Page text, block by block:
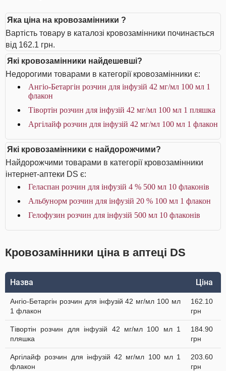
Яка ціна на кровозамінники ?
Вартість товару в каталозі кровозамінники починається
від 162.1 грн.
Які кровозамінники найдешевші?
Недорогими товарами в категорії кровозамінники є:
Ангіо-Бетаргін розчин для інфузій 42 мг/мл 100 мл 1
флакон
Тівортін розчин для інфузій 42 мг/мл 100 мл 1 пляшка
Аргілайф розчин для інфузій 42 мг/мл 100 мл 1 флакон
Які кровозамінники є найдорожчими?
Найдорожчими товарами в категорії кровозамінники
інтернет-аптеки DS є:
Геласпан розчин для інфузій 4 % 500 мл 10 флаконів
Альбунорм розчин для інфузій 20 % 100 мл 1 флакон
Гелофузин розчин для інфузій 500 мл 10 флаконів
Кровозамінники ціна в аптеці DS
Назва Ціна
Ангіо-Бетаргін розчин для інфузій 42 мг/мл 100 мл
1 флакон
162.10
грн
Тівортін розчин для інфузій 42 мг/мл 100 мл 1
пляшка
184.90
грн
Аргілайф розчин для інфузій 42 мг/мл 100 мл 1
флакон
203.60
грн